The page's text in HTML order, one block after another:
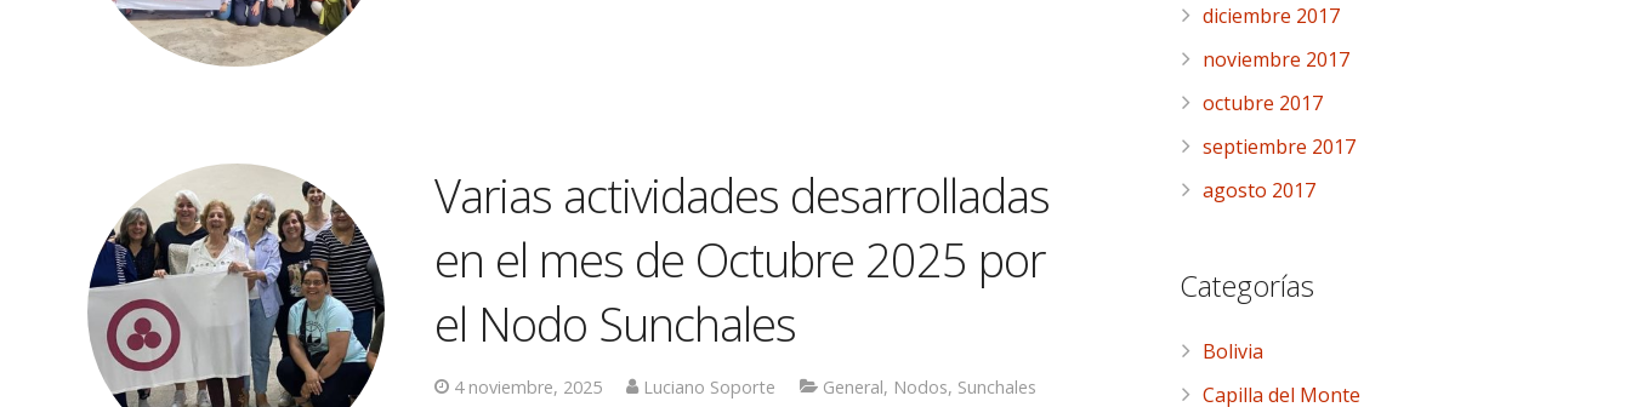
Varias actividades desarrolladas
en el mes de Octubre 2025 por
el Nodo Sunchales
4 noviembre, 2025 Luciano Soporte General, Nodos, Sunchales
diciembre 2017
noviembre 2017
octubre 2017
septiembre 2017
agosto 2017
Categorías
Bolivia
Capilla del Monte